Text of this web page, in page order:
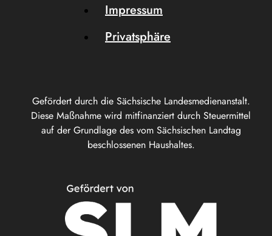
Gefördert durch die Sächsische Landesmedienanstalt.
Diese Maßnahme wird mitfinanziert durch Steuermittel
auf der Grundlage des vom Sächsischen Landtag
beschlossenen Haushaltes.
Impressum
Privatsphäre